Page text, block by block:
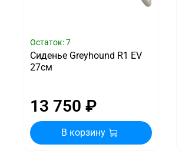
Остаток: 7
Сиденье Greyhound R1 EV
27см
13 750 ₽
В корзину